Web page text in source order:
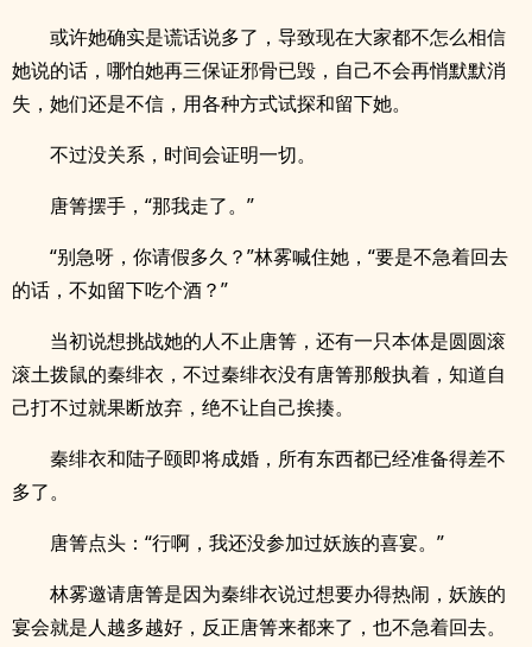
或许她确实是谎话说多了，导致现在大家都不怎么相信
她说的话，哪怕她再三保证邪骨已毁，自己不会再悄默默消
失，她们还是不信，用各种方式试探和留下她。
不过没关系，时间会证明一切。
唐箐摆手，“那我走了。”
“别急呀，你请假多久？”林雾喊住她，“要是不急着回去
的话，不如留下吃个酒？”
当初说想挑战她的人不止唐箐，还有一只本体是圆圆滚
滚土拨鼠的秦绯衣，不过秦绯衣没有唐箐那般执着，知道自
己打不过就果断放弃，绝不让自己挨揍。
秦绯衣和陆子颐即将成婚，所有东西都已经准备得差不
多了。
唐箐点头：“行啊，我还没参加过妖族的喜宴。”
林雾邀请唐箐是因为秦绯衣说过想要办得热闹，妖族的
宴会就是人越多越好，反正唐箐来都来了，也不急着回去。